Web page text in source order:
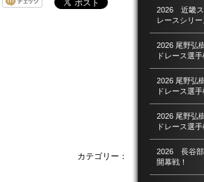
カテゴリー：
2026 近畿ス
レースシリ
2026 尾野弘
ドレース選
2026 尾野弘
ドレース選
2026 尾野弘
ドレース選
2026 長谷部
開幕戦！